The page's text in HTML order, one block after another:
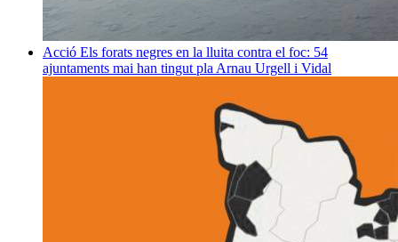
Acció Els forats negres en la lluita contra el foc: 54
ajuntaments mai han tingut pla Arnau Urgell i Vidal